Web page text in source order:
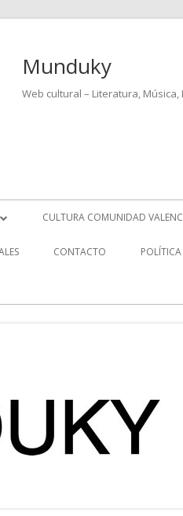
Munduky
Web cultural – Literatura,
CULTURA COMUNIDAD
CONTACTO